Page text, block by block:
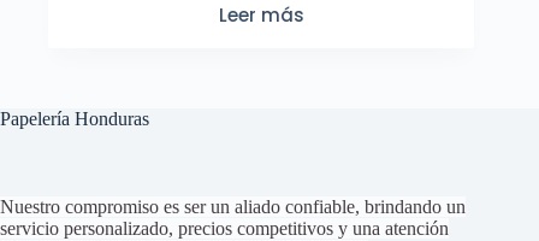
Leer más
Papelería Honduras
Nuestro compromiso es ser un aliado confiable, brindando un
servicio personalizado, precios competitivos y una atención